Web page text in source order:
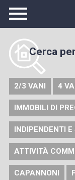
Cerca
2/3 VANI 4
IMMOBILI DI
INDIPENDENTI
ATTIVITÀ
CAPANNONI